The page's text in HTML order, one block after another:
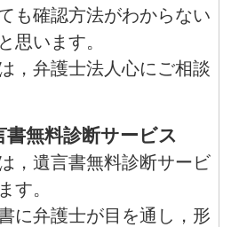
も確認方法がわからない
思います。
，弁護士法人心にご相談
無料診断サービス
，遺言書無料診断サービ
す。
に弁護士が目を通し，形